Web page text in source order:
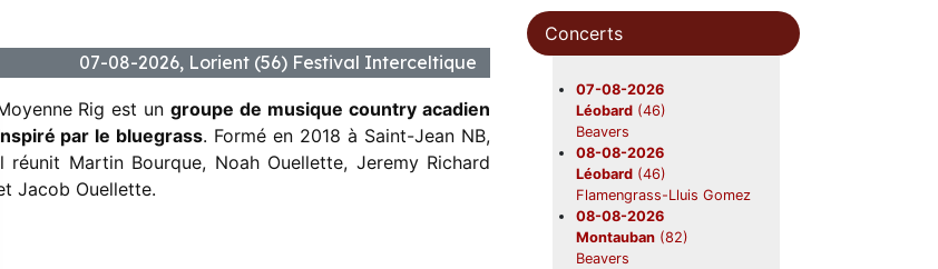
07-08-2026, Lorient (56) Festival Interceltique
Rig est ungroupe de musique country acadien
par le bluegrass. Formé en 2018 à Saint-Jean NB,
réunit Martin Bourque, Noah Ouellette, Jeremy Richard
Jacob Ouellette.
Concerts
07-08-2026
Léobard (46)
Beavers
08-08-2026
Léobard (46)
Flamengrass-Lluis Gomez
08-08-2026
Montauban (82)
Beavers